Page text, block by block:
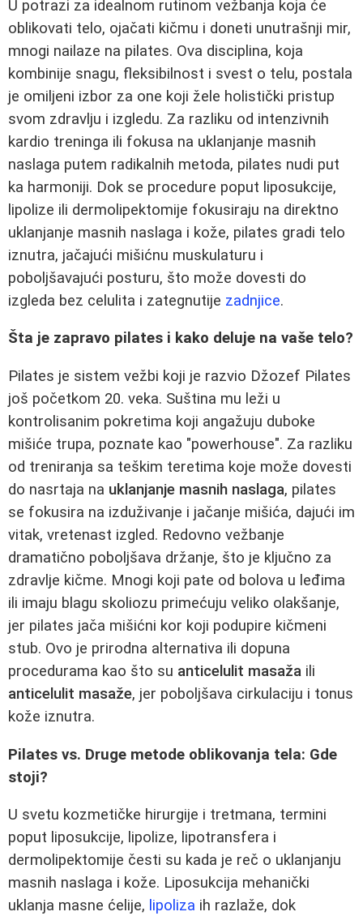
U potrazi za idealnom rutinom vežbanja koja će
oblikovati telo, ojačati kičmu i doneti unutrašnji mir,
mnogi nailaze na pilates. Ova disciplina, koja
kombinije snagu, fleksibilnost i svest o telu, postala
je omiljeni izbor za one koji žele holistički pristup
svom zdravlju i izgledu. Za razliku od intenzivnih
kardio treninga ili fokusa na uklanjanje masnih
naslaga putem radikalnih metoda, pilates nudi put
ka harmoniji. Dok se procedure poput liposukcije,
lipolize ili dermolipektomije fokusiraju na direktno
uklanjanje masnih naslaga i kože, pilates gradi telo
iznutra, jačajući mišićnu muskulaturu i
poboljšavajući posturu, što može dovesti do
izgleda bez celulita i zategnutije zadnjice.
Šta je zapravo pilates i kako deluje na vaše telo?
Pilates je sistem vežbi koji je razvio Džozef Pilates
još početkom 20. veka. Suština mu leži u
kontrolisanim pokretima koji angažuju duboke
mišiće trupa, poznate kao "powerhouse". Za razliku
od treniranja sa teškim teretima koje može dovesti
do nasrtaja na uklanjanje masnih naslaga, pilates
se fokusira na izduživanje i jačanje mišića, dajući im
vitak, vretenast izgled. Redovno vežbanje
dramatično poboljšava držanje, što je ključno za
zdravlje kičme. Mnogi koji pate od bolova u leđima
ili imaju blagu skoliozu primećuju veliko olakšanje,
jer pilates jača mišićni kor koji podupire kičmeni
stub. Ovo je prirodna alternativa ili dopuna
procedurama kao što su anticelulit masaža ili
anticelulit masaže, jer poboljšava cirkulaciju i tonus
kože iznutra.
Pilates vs. Druge metode oblikovanja tela: Gde
stoji?
U svetu kozmetičke hirurgije i tretmana, termini
poput liposukcije, lipolize, lipotransfera i
dermolipektomije česti su kada je reč o uklanjanju
masnih naslaga i kože. Liposukcija mehanički
uklanja masne ćelije, lipoliza ih razlaže, dok